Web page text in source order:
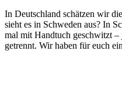
In Deutschland schätzen wir
sieht es in Schweden aus? In
mal mit Handtuch geschwitzt –
getrennt. Wir haben für euch